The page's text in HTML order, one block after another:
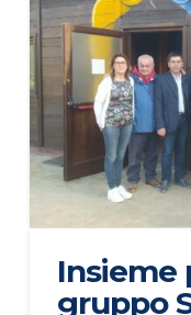
Insieme
gruppo